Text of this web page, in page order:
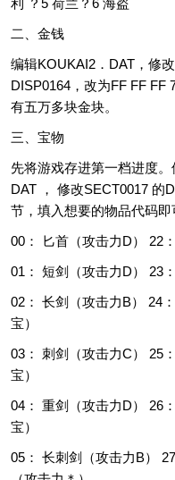
利 ？5 荷兰？6 海盗
二、金钱
编辑KOUKAI2．DAT，修
DISP0164，改为FF FF FF
有五万多块金块。
三、宝物
先将游戏存进第一档进度
DAT ， 修改SECT0017 的
节，填入想要的物品代码即
00： 匕首（攻击力D） 22
01： 短剑（攻击力D） 23
02： 长剑（攻击力B） 24
宝）
03： 刺剑（攻击力C） 25
宝）
04： 重剑（攻击力D） 26
宝）
05： 长刺剑（攻击力B）